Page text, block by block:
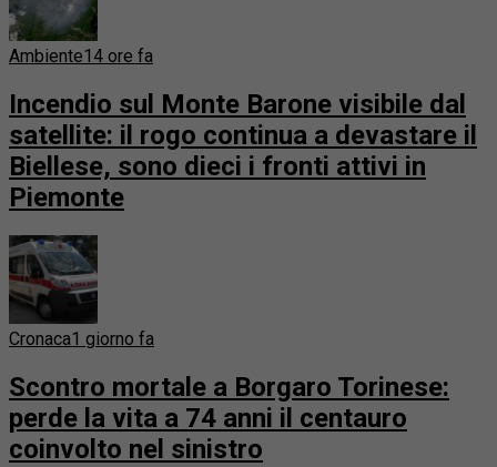
Ambiente14 ore fa
Incendio sul Monte Barone visibile dal
satellite: il rogo continua a devastare il
Biellese, sono dieci i fronti attivi in
Piemonte
Cronaca1 giorno fa
Scontro mortale a Borgaro Torinese:
perde la vita a 74 anni il centauro
coinvolto nel sinistro